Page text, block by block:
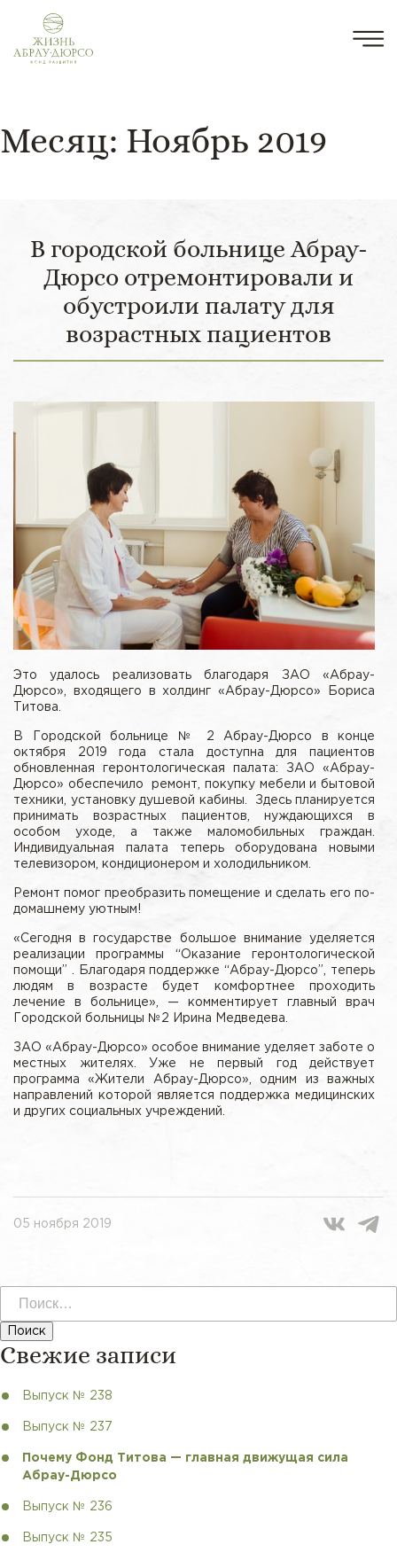
Месяц: Ноябрь 2019
В городской больнице Абрау-
Дюрсо отремонтировали и
обустроили палату для
возрастных пациентов
Это удалось реализовать благодаря ЗАО «Абрау-
Дюрсо», входящего в холдинг «Абрау-Дюрсо» Бориса
Титова.
В Городской больнице № 2 Абрау-Дюрсо в конце
октября 2019 года стала доступна для пациентов
обновленная геронтологическая палата: ЗАО «Абрау-
Дюрсо» обеспечило ремонт, покупку мебели и бытовой
техники, установку душевой кабины. Здесь планируется
принимать возрастных пациентов, нуждающихся в
особом уходе, а также маломобильных граждан.
Индивидуальная палата теперь оборудована новыми
телевизором, кондиционером и холодильником.
Ремонт помог преобразить помещение и сделать его по-
домашнему уютным!
«Сегодня в государстве большое внимание уделяется
реализации программы “Оказание геронтологической
помощи” . Благодаря поддержке “Абрау-Дюрсо”, теперь
людям в возрасте будет комфортнее проходить
лечение в больнице», — комментирует главный врач
Городской больницы №2 Ирина Медведева.
ЗАО «Абрау-Дюрсо» особое внимание уделяет заботе о
местных жителях. Уже не первый год действует
программа «Жители Абрау-Дюрсо», одним из важных
направлений которой является поддержка медицинских
и других социальных учреждений.
05 ноября 2019
Свежие записи
Выпуск № 238
Выпуск № 237
Почему Фонд Титова — главная движущая сила
Абрау-Дюрсо
Выпуск № 236
Выпуск № 235